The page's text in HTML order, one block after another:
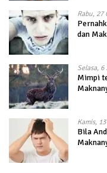
Rabu, 27
dan
Selasa, 6
Mimpi
Kamis,
Bila